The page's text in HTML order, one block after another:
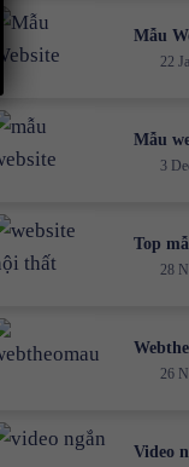
Mẫu
Xây22
Mẫu
cho
3
Top
Giải
28
26
Video